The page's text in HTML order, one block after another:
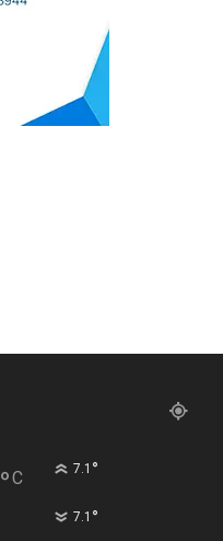
°C 7.1 °
7.1 °